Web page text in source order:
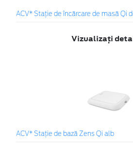
ACV* Stație de încărcare de masă Qi
Vizualizați
ACV* Stație de bază Zens Qi alb